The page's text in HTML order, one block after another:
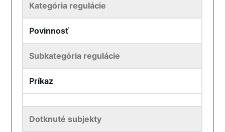
Kategória regulácie
Povinnosť
Subkategória regulácie
Príkaz
Dotknuté subjekty